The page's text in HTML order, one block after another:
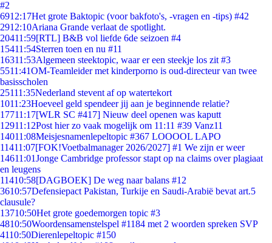
#2
6912:17Het grote Baktopic (voor bakfoto's, -vragen en -tips) #42
2912:10Ariana Grande verlaat de spotlight.
20411:59[RTL] B&B vol liefde 6de seizoen #4
15411:54Sterren toen en nu #11
16311:53Algemeen steektopic, waar er een steekje los zit #3
5511:41OM-Teamleider met kinderporno is oud-directeur van twee
basisscholen
25111:35Nederland stevent af op watertekort
1011:23Hoeveel geld spendeer jij aan je beginnende relatie?
17711:17[WLR SC #417] Nieuw deel openen was kaputt
12911:12Post hier zo vaak mogelijk om 11:11 #39 Vanz11
14011:08Meisjesnamenlepeltopic #367 LOOOOL LAPO
11411:07[FOK!Voetbalmanager 2026/2027] #1 We zijn er weer
14611:01Jonge Cambridge professor stapt op na claims over plagiaat
en leugens
11410:58[DAGBOEK] De weg naar balans #12
3610:57Defensiepact Pakistan, Turkije en Saudi-Arabië bevat art.5
clausule?
13710:50Het grote goedemorgen topic #3
4810:50Woordensamenstelspel #1184 met 2 woorden spreken SVP
4110:50Dierenlepeltopic #150